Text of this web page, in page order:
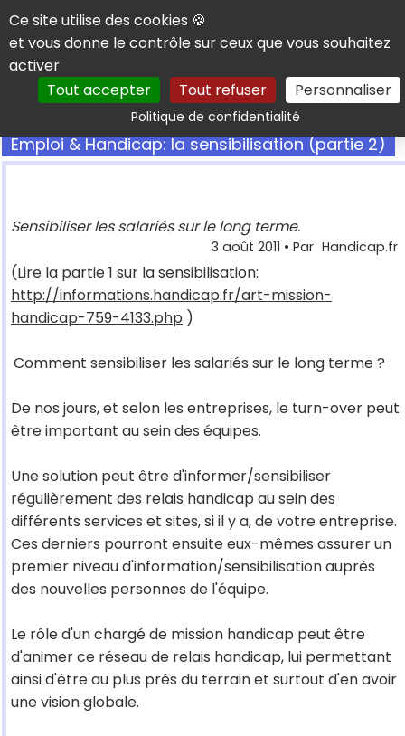
Panneau de gestion des cookies
Ce site utilise des cookies 🍪
et vous donne le contrôle sur ceux que vous souhaitez
activer
Tout accepter
Tout refuser Personnaliser
Politique de confidentialitéRechercher
Emploi & Handicap: la sensibilisation (partie 2)
Sensibiliser les salariés sur le long terme.
3 août 2011 • Par Handicap.fr
(Lire la partie 1 sur la sensibilisation:
http://informations.handicap.fr/art-mission-
handicap-759-4133.php )
Comment sensibiliser les salariés sur le long terme ?
De nos jours, et selon les entreprises, le turn-over peut
être important au sein des équipes.
Une solution peut être d'informer/sensibiliser
régulièrement des relais handicap au sein des
différents services et sites, si il y a, de votre entreprise.
Ces derniers pourront ensuite eux-mêmes assurer un
premier niveau d'information/sensibilisation auprès
des nouvelles personnes de l'équipe.
Le rôle d'un chargé de mission handicap peut être
d'animer ce réseau de relais handicap, lui permettant
ainsi d'être au plus prês du terrain et surtout d'en avoir
une vision globale.